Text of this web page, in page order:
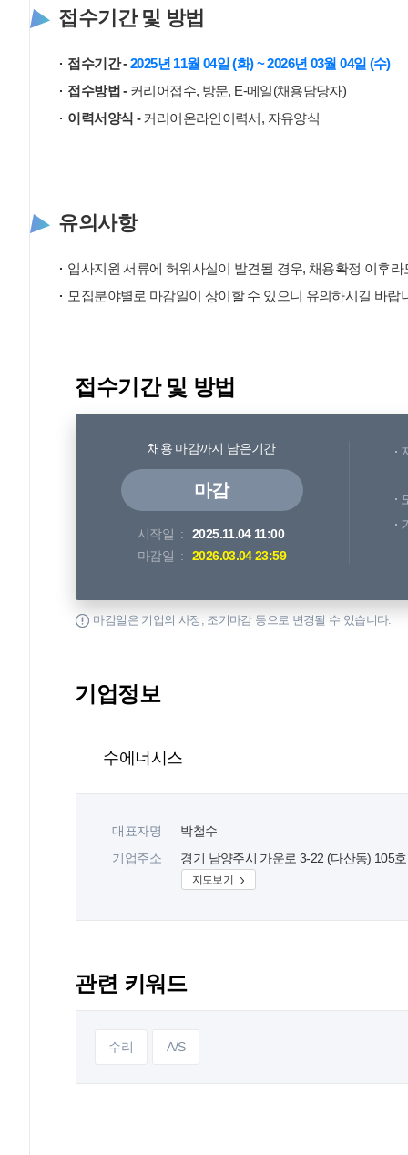
접수기간 및 방법
접수기간 -2025년 11월 04일 (화) ~ 2026년 03월 04일 (수)
접수방법 - 커리어접수, 방문, E-메일(채용담당자)
이력서양식 -커리어온라인이력서, 자유양식
유의사항
입사지원 서류에 허위사실이 발견될 경우, 채용확정 이후
모집분야별로 마감일이 상이할 수 있으니 유의하시길 바랍
접수기간 및 방법
채용 마감까지 남은기간
마감
시작일
2025.11.04 11:00
마감일
2026.03.04 23:59
마감일은 기업의 사정, 조기마감 등으로 변경될 수 있습니다.
기업정보
수에너시스
대표자명
박철수
기업주소
경기 남양주시 가운로 3-22 (다산동) 105호
지도보기
관련 키워드
수리 A/S